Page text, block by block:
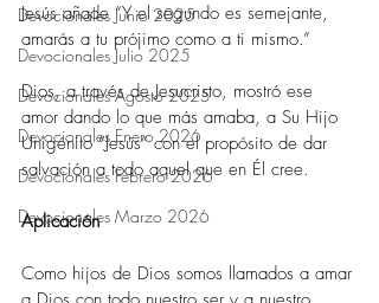
Devocionales Junio 2025
Devocionales Julio 2025
Devocionales Agosto 2025
Devocionales Enero 2026
Devocionales Febrero 2026
Devocionales Marzo 2026
Jesús añade “Y el segundo es semejante,
amarás a tu prójimo como a ti mismo.”
Dios, a través de Jesucristo, mostró ese
amor dando lo que más amaba, a Su Hijo
Unigénito “Jesús” con el propósito de dar
salvación a todo aquel que en Él cree.
Aplicación
Como hijos de Dios somos llamados a amar